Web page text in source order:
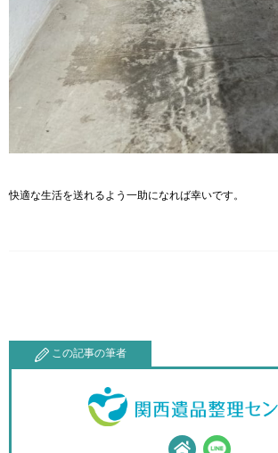
快適な生活を送れるよう一助になれば幸いです。
この記事の筆者